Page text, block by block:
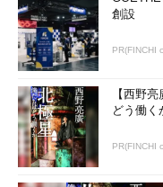
絞り込みを行うために
情報をまとめているサイ
いたページには以下のよ
図1 検索によってたどり着いた
創設
PR(FINCHI
【西野
どう働く
PR(FINCHI